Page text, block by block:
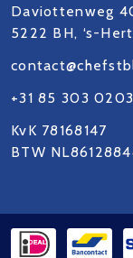
Daviottenweg
5222 BH, ‘s-
+31 85 303 0203
KvK 78168147
BTW